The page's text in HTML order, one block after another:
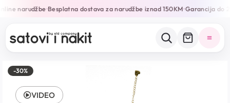
narudžbe•Besplatna dostava za narudžbe iznad 150KM•Garancija do
-30%
VIDEO